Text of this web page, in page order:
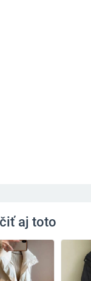
aj toto